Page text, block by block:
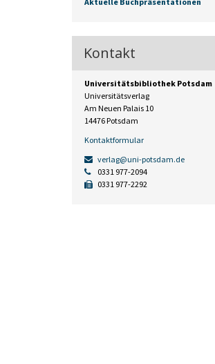
Kontakt
Universitätsbibliothek Potsdam
Universitätsverlag
Am Neuen Palais 10
14476 Potsdam
Kontaktformular
verlag@uni-potsdam.de
0331 977-2094
0331 977-2292